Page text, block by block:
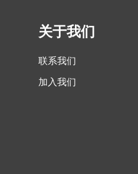
关于我们
联系我们
加入我们